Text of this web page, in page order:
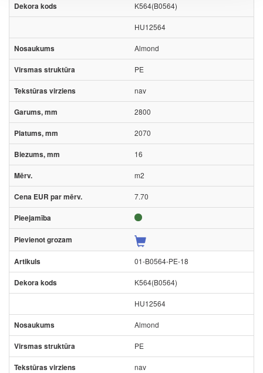
K564(B0564)
HU12564
Almond
PE
nav
2800
2070
16
m2
7.70
01-B0564-PE-18
K564(B0564)
HU12564
Almond
PE
nav